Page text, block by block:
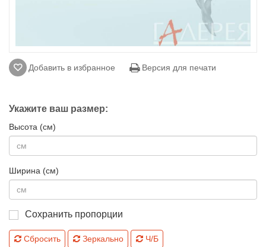
Добавить в избранное Версия для печати
Укажите ваш размер:
Высота (см)
Ширина (см)
Сохранить пропорции
Сбросить Зеркально Ч/Б